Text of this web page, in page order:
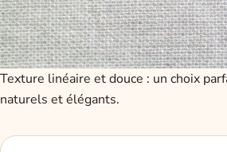
Texture linéaire et douce : un choix
naturels et élégants.